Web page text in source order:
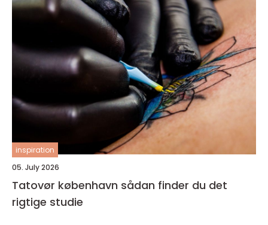
inspiration
05. July 2026
Tatovør københavn sådan finder du det
rigtige studie